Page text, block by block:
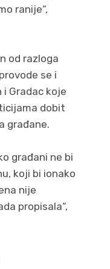
ranije“,
od razloga
se i
Gradac koje
dobit
građane.
građani ne bi
koji bi ionako
nije
propisala“,